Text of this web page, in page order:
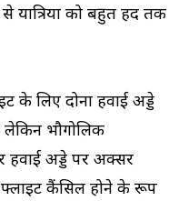
यात्रियों को बहुत हद तक
के लिए दोनों हवाई अड्डे
भौगोलिक
हवाई अड्डे पर अक्सर
फ्लाइट कैंसिल होने के रूप